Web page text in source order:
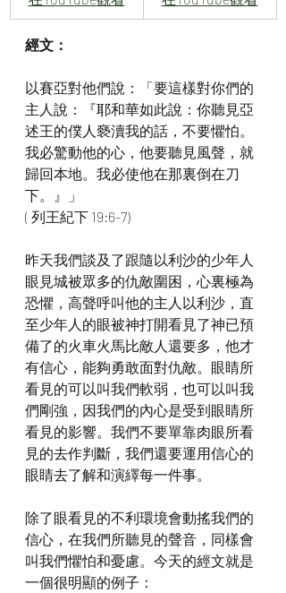
經文：
以賽亞對他們說：「要這樣對你們的
主人說：『耶和華如此說：你聽見亞
述王的僕人褻瀆我的話，不要懼怕。
我必驚動他的心，他要聽見風聲，就
歸回本地。我必使他在那裏倒在刀
下。』」
( 列王紀下 19:6-7)
昨天我們談及了跟隨以利沙的少年人
眼見城被眾多的仇敵圍困，心裏極為
恐懼，高聲呼叫他的主人以利沙，直
至少年人的眼被神打開看見了神已預
備了的火車火馬比敵人還要多，他才
有信心，能夠勇敢面對仇敵。眼睛所
看見的可以叫我們軟弱，也可以叫我
們剛強，因我們的內心是受到眼睛所
看見的影響。我們不要單靠肉眼所看
見的去作判斷，我們還要運用信心的
眼睛去了解和演繹每一件事。
除了眼看見的不利環境會動搖我們的
信心，在我們所聽見的聲音，同樣會
叫我們懼怕和憂慮。今天的經文就是
一個很明顯的例子：